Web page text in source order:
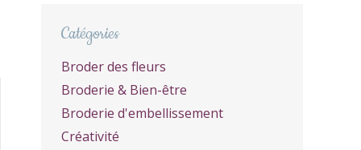
Catégories
Broder des fleurs
Broderie & Bien-être
Broderie d'embellissement
Créativité